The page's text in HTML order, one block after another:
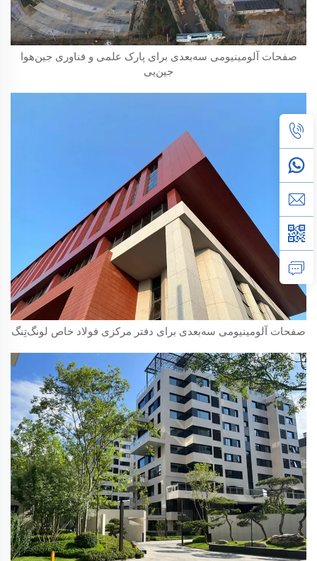
صفحات آلومینیومی سه‌بعدی برای پارک علمی و فناوری جین‌هوا
جین‌یی
صفحات آلومینیومی سه‌بعدی برای دفتر مرکزی فولاد خاص لونگ‌تِنگ